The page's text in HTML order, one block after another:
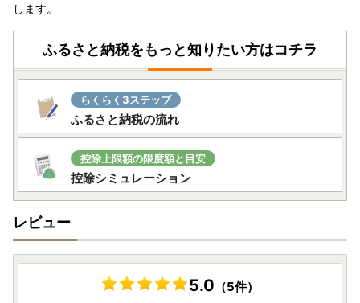
します。
ふるさと納税をもっと知りたい方はコチラ
らくらく3ステップ
ふるさと納税の流れ
控除上限額の限度額と目安
控除シミュレーション
レビュー
5.0 （5件）